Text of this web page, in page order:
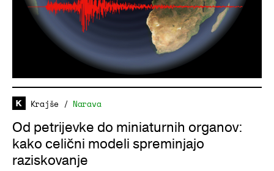
Krajše / Narava
Od petrijevke do miniaturnih organov:
kako celični modeli spreminjajo
raziskovanje